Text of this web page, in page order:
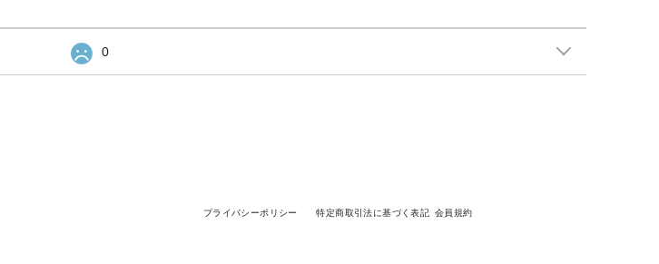
0
プライバシーポリシー 特定商取引法に基づく表記 会員規約